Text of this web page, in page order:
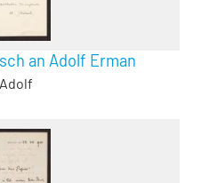
an Adolf Erman